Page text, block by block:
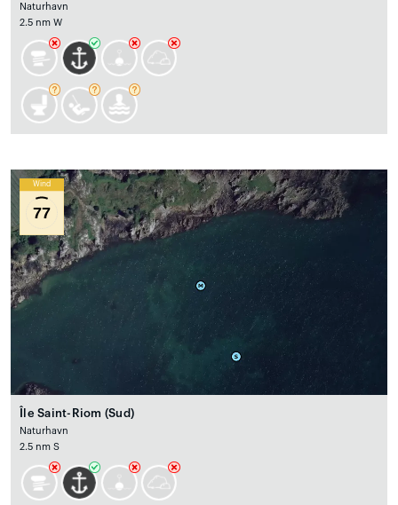
Naturhavn
2.5 nm W
Wind
77
Île Saint-Riom (Sud)
Naturhavn
2.5 nm S